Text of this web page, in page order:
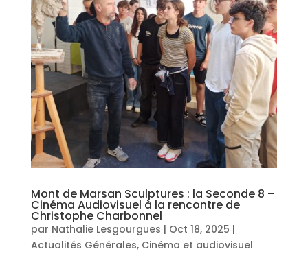
Mont de Marsan Sculptures : la Seconde 8 –
Cinéma Audiovisuel à la rencontre de
Christophe Charbonnel
par Nathalie Lesgourgues | Oct 18, 2025 |
Actualités Générales, Cinéma et audiovisuel